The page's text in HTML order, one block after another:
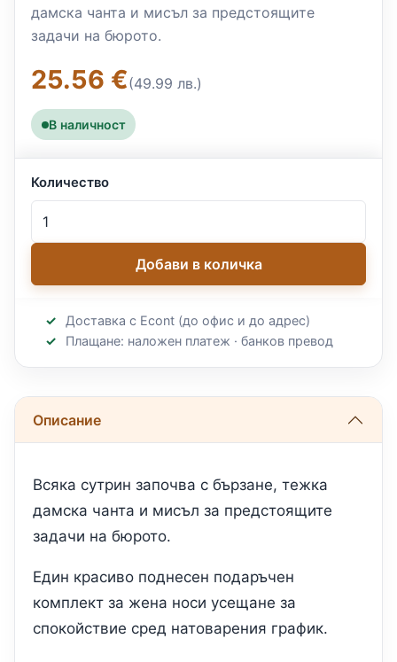
дамска чанта и мисъл за предстоящите
задачи на бюрото.
25.56 €(49.99 лв.)
В наличност
Количество
Добави в количка
Доставка с Econt (до офис и до адрес)
Плащане: наложен платеж · банков превод
Описание
Всяка сутрин започва с бързане, тежка
дамска чанта и мисъл за предстоящите
задачи на бюрото.
Един красиво поднесен подаръчен
комплект за жена носи усещане за
спокойствие сред натоварения график.